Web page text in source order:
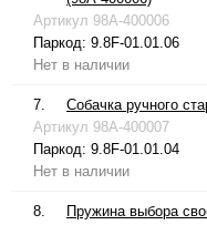
Артикул 98A-400006
Паркод: 9.8F-01.01.06
Нет в наличии
7.
Собачка ручного
Артикул 98A-400007
Паркод: 9.8F-01.01.04
Нет в наличии
8.
Пружина выбора